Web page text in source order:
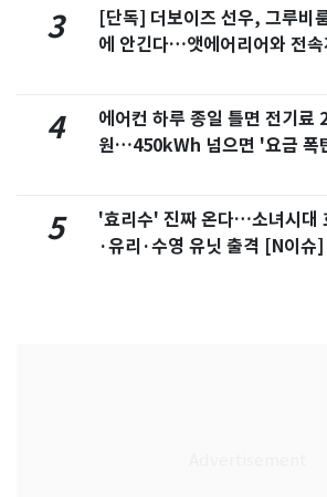
3
[단독] 더보이즈 선우, 그루비
에 안긴다…앳에어리어와 전속
4
에어컨 하루 종일 틀면 전기료
원…450kWh 넘으면 '요금 폭
5
'효리수' 진짜 온다…소녀시대
·유리·수영 유닛 출격 [N이슈]